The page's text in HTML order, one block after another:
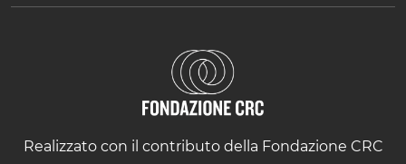
Realizzato con il contributo della Fondazione CRC